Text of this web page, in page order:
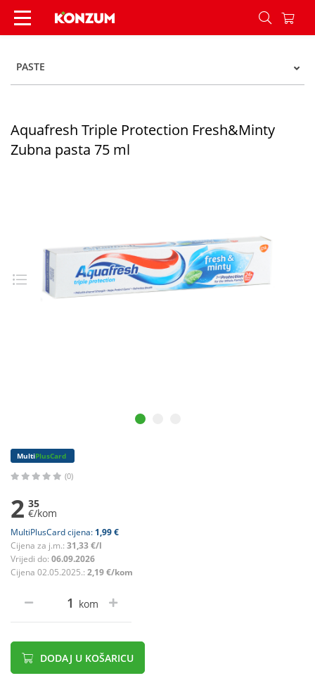
Aquafresh Triple Protection Fresh&Minty Zubna
PASTE
Aquafresh Triple Protection Fresh&Minty
Zubna pasta 75 ml
MultiPlusCard
(0)
2 35
€/kom
MultiPlusCard cijena: 1,99 €
Cijena za j.m.: 31,33 €/l
Vrijedi do: 06.09.2026
Cijena 02.05.2025.: 2,19 €/kom
kom
DODAJ U KOŠARICU